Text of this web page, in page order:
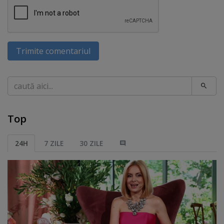
Trimite comentariul
Caută
Top
24H 7 ZILE 30 ZILE